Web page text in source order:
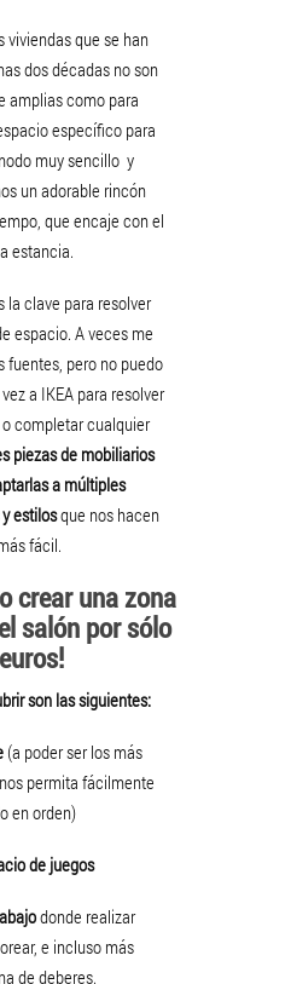
viviendas que se han
dos décadas no son
amplias como para
específico para
muy sencillo y
un adorable rincón
que encaje con el
estancia.
la clave para resolver
espacio. A veces me
fuentes, pero no puedo
a IKEA para resolver
completar cualquier
piezas de mobiliarios
a múltiples
estilosque nos hacen
fácil.
crear una zona
salón por sólo
son las siguientes:
(a poder ser los más
permita fácilmente
en orden)
de juegos
donde realizar
e incluso más
de deberes.